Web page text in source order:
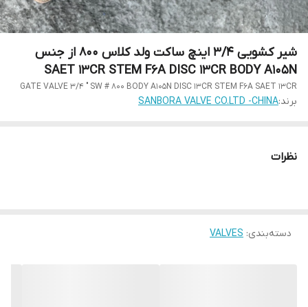
شیر کشویی 3/4 اینچ ساکت ولد کلاس 800 از جنس
SAET 13CR STEM F6A DISC 13CR BODY A105N
GATE VALVE 3/4 " SW # 800 BODY A105N DISC 13CR STEM F6A SAET 13CR
برند:SANBORA VALVE CO.LTD -CHINA
نظرات
دسته‌بندی:
VALVES